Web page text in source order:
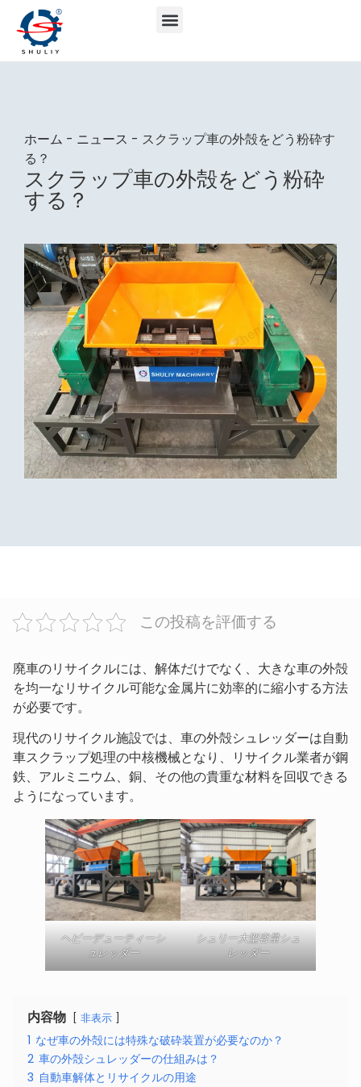
ホーム - ニュース - スクラップ車の外殻をどう粉砕す
る？
スクラップ車の外殻をどう粉砕
する？
この投稿を評価する
廃車のリサイクルには、解体だけでなく、大きな車の外殻
を均一なリサイクル可能な金属片に効率的に縮小する方法
が必要です。
現代のリサイクル施設では、車の外殻シュレッダーは自動
車スクラップ処理の中核機械となり、リサイクル業者が鋼
鉄、アルミニウム、銅、その他の貴重な材料を回収できる
ようになっています。
ヘビーデューティーシ
ュレッダー
シュリー大型容量シュ
レッダー
内容物 非表示
1 なぜ車の外殻には特殊な破砕装置が必要なのか？
2 車の外殻シュレッダーの仕組みは？
3 自動車解体とリサイクルの用途